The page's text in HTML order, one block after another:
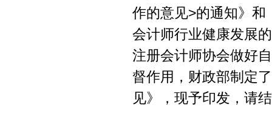
作的意见>的通知》
会计师行业健康发展
注册会计师协会做好
督作用，财政部制定
见》，现予印发，请